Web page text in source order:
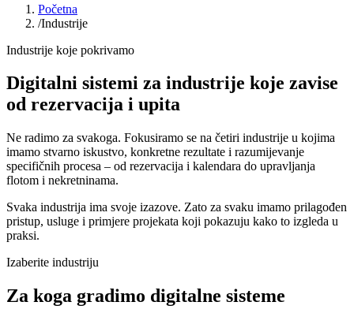
Početna
/Industrije
Industrije koje pokrivamo
Digitalni sistemi za industrije koje zavise
od rezervacija i upita
Ne radimo za svakoga. Fokusiramo se na četiri industrije u kojima
imamo stvarno iskustvo, konkretne rezultate i razumijevanje
specifičnih procesa – od rezervacija i kalendara do upravljanja
flotom i nekretninama.
Svaka industrija ima svoje izazove. Zato za svaku imamo prilagođen
pristup, usluge i primjere projekata koji pokazuju kako to izgleda u
praksi.
Izaberite industriju
Za koga gradimo digitalne sisteme